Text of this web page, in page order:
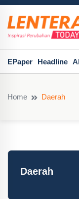
EPaper Headline
Home Daerah
Daerah